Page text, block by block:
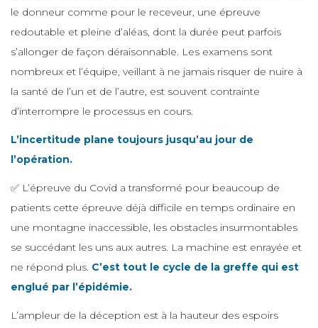
le donneur comme pour le receveur, une épreuve
redoutable et pleine d’aléas, dont la durée peut parfois
s’allonger de façon déraisonnable. Les examens sont
nombreux et l’équipe, veillant à ne jamais risquer de nuire à
la santé de l’un et de l’autre, est souvent contrainte
d’interrompre le processus en cours.
L’incertitude plane toujours jusqu’au jour de
l’opération.
✅ L’épreuve du Covid a transformé pour beaucoup de
patients cette épreuve déjà difficile en temps ordinaire en
une montagne inaccessible, les obstacles insurmontables
se succédant les uns aux autres. La machine est enrayée et
ne répond plus. C’est tout le cycle de la greffe qui est
englué par l’épidémie.
L’ampleur de la déception est à la hauteur des espoirs